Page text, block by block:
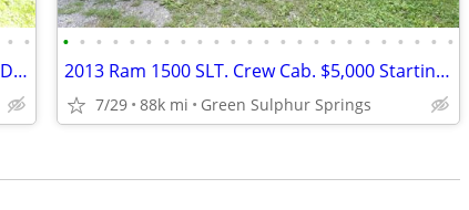
• •
2008 Chevrolet Trailblazer LS SUV. 2 Wheel Drive.
• • • • • • • • • • • • • • • • • • • • • • • •
2013 Ram 1500 SLT. Crew Cab. $5,000 Starting Bid
7/29 88k mi Green Sulphur Springs